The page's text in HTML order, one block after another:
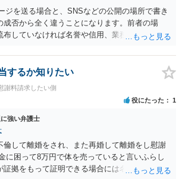
ジを送る場合と、SNSなどの公開の場所で書き
成否から全く違うことになります。前者の場
布していなければ名誉や信用、業務にかかる犯
するか知りたい
謝料請求したい側
役にたった 1
強い弁護士
倫して離婚をされ、また再婚して離婚をし慰謝
に困って8万円で体を売っていると言いふらし
証拠をもって証明できる場合には名誉権侵害や